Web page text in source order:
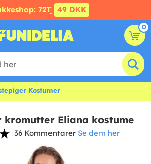
72T 49 DKK
0
Kostumer
kromutter Eliana kostume
36 Kommentarer Se dem her